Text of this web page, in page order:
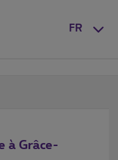
FR
à Grâce-